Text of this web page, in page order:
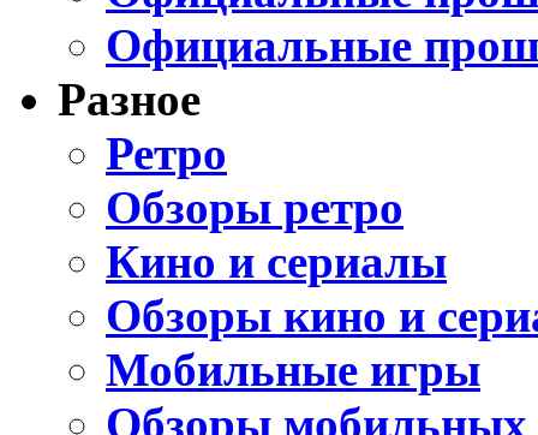
Официальные
Разное
Ретро
Обзоры ретро
Кино и сериалы
Обзоры кино и
Мобильные игры
Обзоры мобильных